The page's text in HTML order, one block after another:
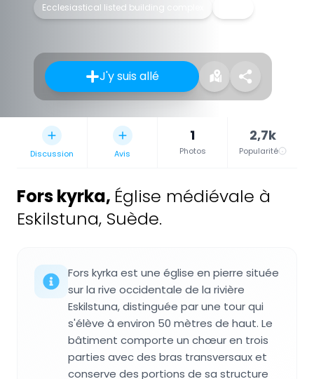
Ecclesiastical listed building complex
J'y suis allé
Discussion Avis
1
Photos
2,7k
Popularité
Fors kyrka, Église médiévale à
Eskilstuna, Suède.
Fors kyrka est une église en pierre située
sur la rive occidentale de la rivière
Eskilstuna, distinguée par une tour qui
s'élève à environ 50 mètres de haut. Le
bâtiment comporte un chœur en trois
parties avec des bras transversaux et
conserve des portions de sa structure